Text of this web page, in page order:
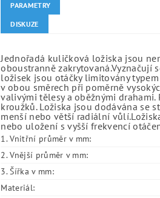
PARAMETRY
DISKUZE
Jednořadá kuličková ložiska jsou
oboustranně zakrytovaná.Vyznačují
ložisek jsou otáčky limitovány
v obou směrech při poměrně
valivými tělesy a oběžnými
kroužků. Ložiska jsou dodávána se
menší nebo větší radiální
nebo uložení s vyšší frekvencí
1. Vnitřní průměr v mm:
2. Vnější průměr v mm:
3. Šířka v mm:
Materiál: